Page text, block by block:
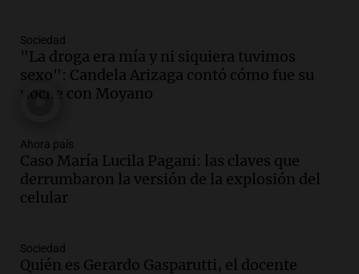
Audio.
de semana helado y ciudadanos
marchan contra reforma de tierras
Panorama Federal
Audio.
El "Mono" de Kapanga
adelantó su show en Rosario.
Viva la Radio Rosario
Episodios
en suspenso a hombre por simular robo
Sociedad
"La droga era mía y ni siquiera tuvimos
sexo": Candela Arizaga contó cómo fue su
noche con Moyano
Ahora país
Caso María Lucila Pagani: las claves que
derrumbaron la versión de la explosión del
celular
Sociedad
Quién es Gerardo Gasparutti, el docente